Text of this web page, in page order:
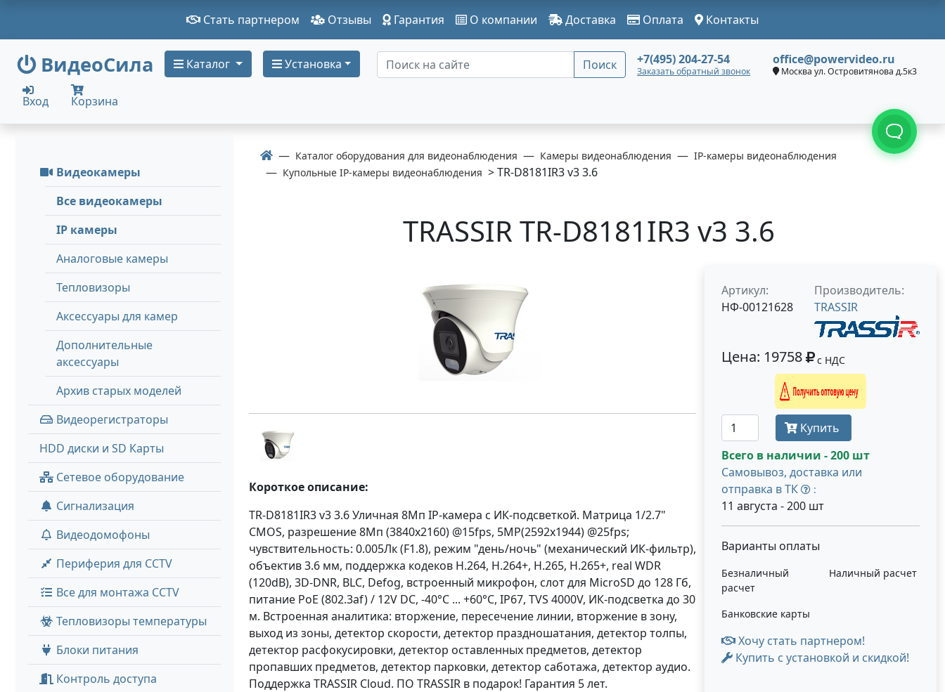
Стать партнером Отзывы Гарантия О компании Доставка Оплата Контакты
ВидеоСила Каталог Установка Поиск +7(495) 204-27-54
Заказать обратный звонок
office@powervideo.ru
Москва ул. Островитянова д.5к3
Вход Корзина
Видеокамеры
Все видеокамеры
IP камеры
Аналоговые камеры
Тепловизоры
Аксессуары для камер
Дополнительные
аксессуары
Архив старых моделей
Видеорегистраторы
HDD диски и SD Карты
Сетевое оборудование
Сигнализация
Видеодомофоны
Периферия для CCTV
Все для монтажа CCTV
Тепловизоры температуры
Блоки питания
Контроль доступа
Каталог оборудования для видеонаблюдения Камеры видеонаблюдения
IP-камеры видеонаблюдения
Купольные IP-камеры видеонаблюдения > TR-D8181IR3 v3 3.6
TRASSIR TR-D8181IR3 v3 3.6
Короткое описание:
TR-D8181IR3 v3 3.6 Уличная 8Мп IP-камера с ИК-подсветкой. Матрица 1/2.7"
CMOS, разрешение 8Мп (3840x2160) @15fps, 5MP(2592x1944) @25fps;
чувствительность: 0.005Лк (F1.8), режим "день/ночь" (механический ИК-фильтр),
объектив 3.6 мм, поддержка кодеков H.264, H.264+, H.265, H.265+, real WDR
(120dB), 3D-DNR, BLC, Defog, встроенный микрофон, слот для MicroSD до 128 Гб,
питание PoE (802.3af) / 12V DC, -40°C ... +60°C, IP67, TVS 4000V, ИК-подсветка до 30
м. Встроенная аналитика: вторжение, пересечение линии, вторжение в зону,
выход из зоны, детектор скорости, детектор праздношатания, детектор толпы,
детектор расфокусировки, детектор оставленных предметов, детектор
пропавших предметов, детектор парковки, детектор саботажа, детектор аудио.
Поддержка TRASSIR Cloud. ПО TRASSIR в подарок! Гарантия 5 лет.
Артикул:
НФ-00121628
Производитель:
TRASSIR
Цена: 19758 с НДС
Получить оптовую цену
Купить
Всего в наличии - 200 шт
Самовывоз, доставка или
отправка в ТК
:
11 августа - 200 шт
Варианты оплаты
Безналичный
расчет
Наличный расчет
Банковские карты
Хочу стать партнером!
Купить с установкой и скидкой!